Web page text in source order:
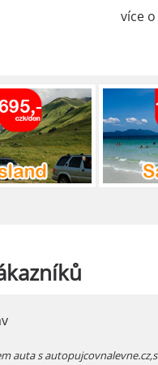
více o
auta s